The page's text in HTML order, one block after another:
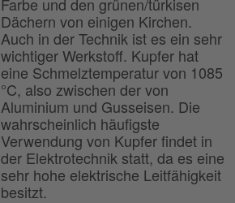
Dächern von einigen Kirchen.
Auch in der Technik ist es ein sehr
wichtiger Werkstoff. Kupfer hat
eine Schmelztemperatur von 1085
°C, also zwischen der von
Aluminium und Gusseisen. Die
wahrscheinlich häufigste
Verwendung von Kupfer findet in
der Elektrotechnik statt, da es eine
sehr hohe elektrische Leitfähigkeit
besitzt.